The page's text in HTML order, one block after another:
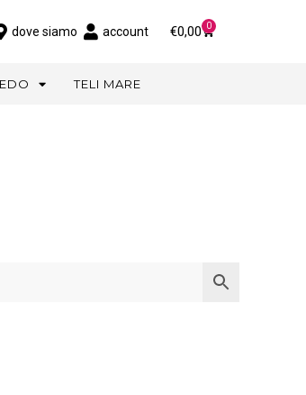
dove siamo account €0,00 0
TELI MARE